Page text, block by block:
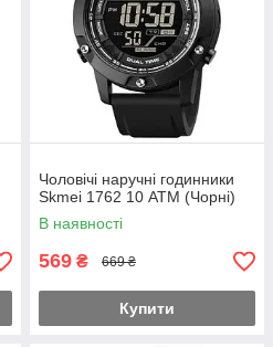
Чоловічі наручні годинники
Skmei 1762 10 АТМ (Чорні)
В наявності
569 ₴ 669 ₴
Купити